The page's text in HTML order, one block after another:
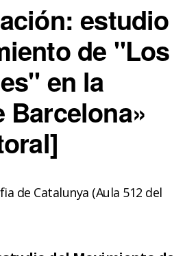
estudio
de "Los
en la
Barcelona»
de Catalunya (Aula 512 del